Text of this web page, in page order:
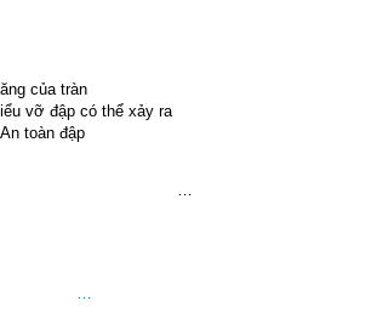
của tràn
vỡ đập có thể xảy ra
toàn đập